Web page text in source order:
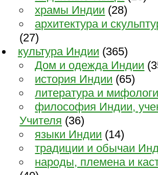
храмы Индии (28)
архитектура и
(27)
культура Индии (365)
Дом и одежда Индии
история Индии (65)
литература и
философия Индии,
Учителя (36)
языки Индии (14)
традиции и обычаи
народы, племена и